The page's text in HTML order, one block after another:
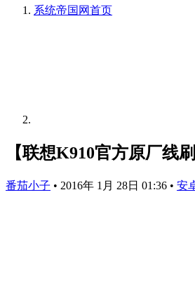
系统帝国网首页
【联想K910官方原厂线
番茄小子 • 2016年 1月 28日 01:36 • 安